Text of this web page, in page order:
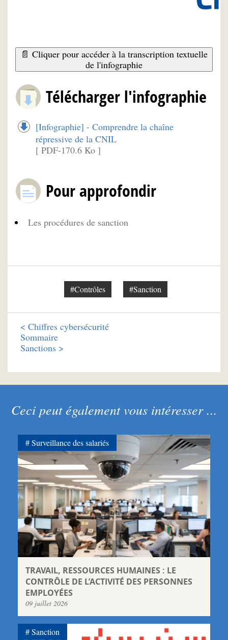
📄 Cliquer pour accéder à la transcription textuelle
de l'infographie
Télécharger l'infographie
[Infographie] - Comprendre la chaîne
répressive de la CNIL
[ PDF-170.6 Ko ]
Pour approfondir
Les procédures de sanction
#Contrôles #Sanction
< Chiffres cybersécurité
Sommaire
Sanctions >
Ceci peut également vous intéresser ...
TRAVAIL, RESSOURCES HUMAINES : LE
CONTRÔLE DE L’ACTIVITÉ DES PERSONNES
EMPLOYÉES
09 juillet 2026
Surveillance des salariés
Sanction